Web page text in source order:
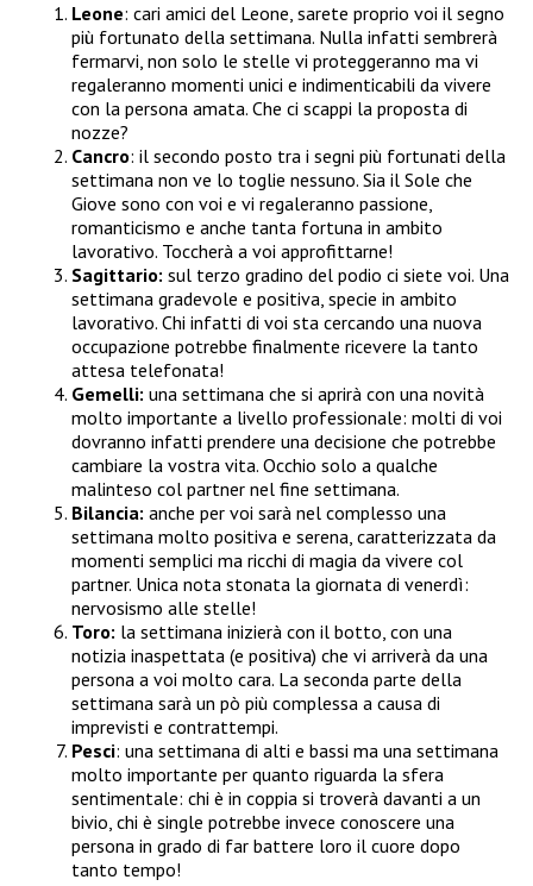
Leone: cari amici del Leone, sarete proprio voi il segno
più fortunato della settimana. Nulla infatti sembrerà
fermarvi, non solo le stelle vi proteggeranno ma vi
regaleranno momenti unici e indimenticabili da vivere
con la persona amata. Che ci scappi la proposta di
nozze?
Cancro: il secondo posto tra i segni più fortunati della
settimana non ve lo toglie nessuno. Sia il Sole che
Giove sono con voi e vi regaleranno passione,
romanticismo e anche tanta fortuna in ambito
lavorativo. Toccherà a voi approfittarne!
Sagittario: sul terzo gradino del podio ci siete voi. Una
settimana gradevole e positiva, specie in ambito
lavorativo. Chi infatti di voi sta cercando una nuova
occupazione potrebbe finalmente ricevere la tanto
attesa telefonata!
Gemelli: una settimana che si aprirà con una novità
molto importante a livello professionale: molti di voi
dovranno infatti prendere una decisione che potrebbe
cambiare la vostra vita. Occhio solo a qualche
malinteso col partner nel fine settimana.
Bilancia: anche per voi sarà nel complesso una
settimana molto positiva e serena, caratterizzata da
momenti semplici ma ricchi di magia da vivere col
partner. Unica nota stonata la giornata di venerdì:
nervosismo alle stelle!
Toro: la settimana inizierà con il botto, con una
notizia inaspettata (e positiva) che vi arriverà da una
persona a voi molto cara. La seconda parte della
settimana sarà un pò più complessa a causa di
imprevisti e contrattempi.
Pesci: una settimana di alti e bassi ma una settimana
molto importante per quanto riguarda la sfera
sentimentale: chi è in coppia si troverà davanti a un
bivio, chi è single potrebbe invece conoscere una
persona in grado di far battere loro il cuore dopo
tanto tempo!